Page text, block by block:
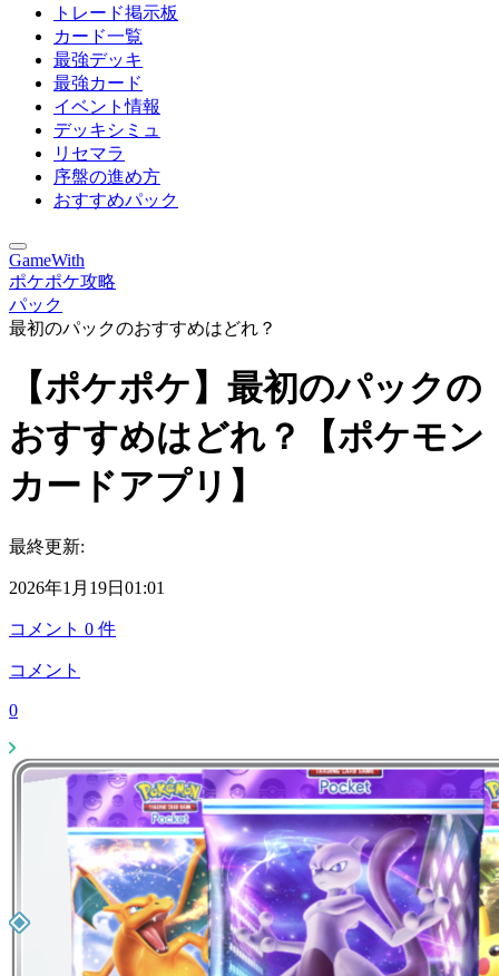
トレード掲示板
カード一覧
最強デッキ
最強カード
イベント情報
デッキシミュ
リセマラ
序盤の進め方
おすすめパック
GameWith
ポケポケ攻略
パック
最初のパックのおすすめはどれ？
【ポケポケ】最初のパックの
おすすめはどれ？【ポケモン
カードアプリ】
最終更新:
2026年1月19日01:01
コメント 0 件
コメント
0